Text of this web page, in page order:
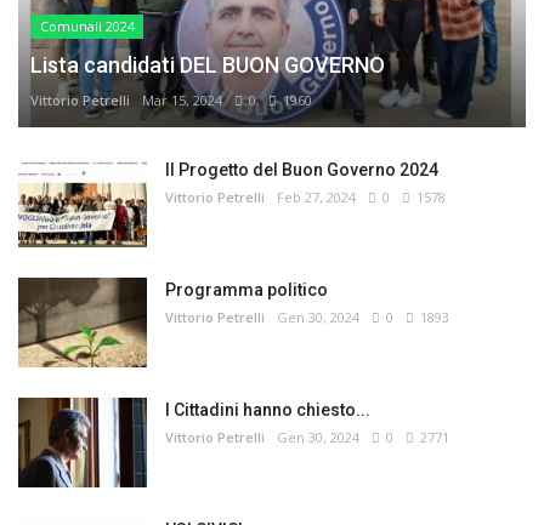
Comunali 2024
Lista candidati DEL BUON GOVERNO
Vittorio Petrelli Mar 15, 2024 0 1960
Il Progetto del Buon Governo 2024
Vittorio Petrelli Feb 27, 2024 0 1578
Programma politico
Vittorio Petrelli Gen 30, 2024 0 1893
I Cittadini hanno chiesto...
Vittorio Petrelli Gen 30, 2024 0 2771